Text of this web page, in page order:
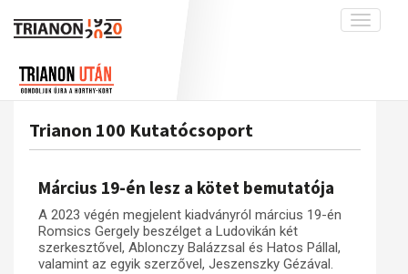
Toggle
interpretációk
A békerendszer megszilárdulása
Utókor és emlékezet
Munkatársaink
Adatbázis
Emlékművek (feltöltés alatt)
Visszhang
Trianon 100 Kutatócsoport
Március 19-én lesz a kötet bemutatója
A 2023 végén megjelent kiadványról március 19-én
Romsics Gergely beszélget a Ludovikán két
szerkesztővel, Ablonczy Balázzsal és Hatos Pállal,
valamint az egyik szerzővel, Jeszenszky Gézával.